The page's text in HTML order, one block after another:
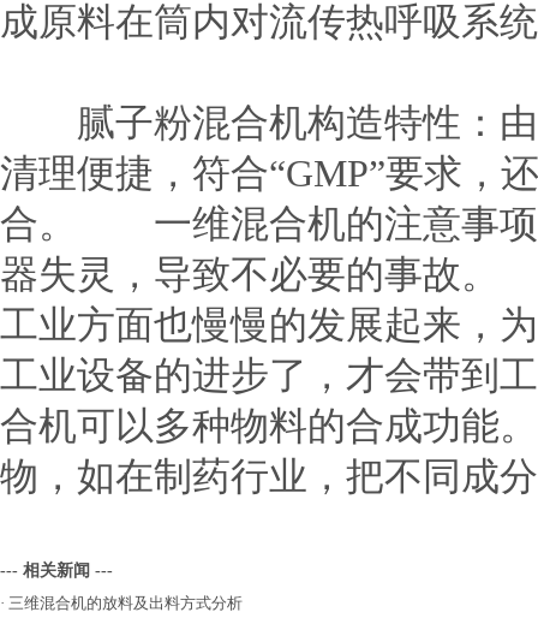
成原料在筒内对流传热呼吸系
腻子粉混合机构造特性：
清理便捷，符合“GMP”要求，
合。 一维混合机的注意事
器失灵，导致不必要的事故。
工业方面也慢慢的发展起来，
工业设备的进步了，才会带到
合机可以多种物料的合成功
物，如在制药行业，把不同成
--- 相关新闻 ---
· 三维混合机的放料及出料方式分析